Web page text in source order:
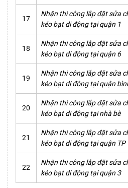
17
Nhận thi công lắp đặt sửa
kéo bạt di động tại quận 1
18
Nhận thi công lắp đặt sửa
kéo bạt di động tại quận 6
19
Nhận thi công lắp đặt sửa
kéo bạt di động tại quận
20
Nhận thi công lắp đặt sửa
kéo bạt di động tại nhà bè
21
Nhận thi công lắp đặt sửa
kéo bạt di động tại quận TP
22
Nhận thi công lắp đặt sửa
kéo bạt di động tại quận 3